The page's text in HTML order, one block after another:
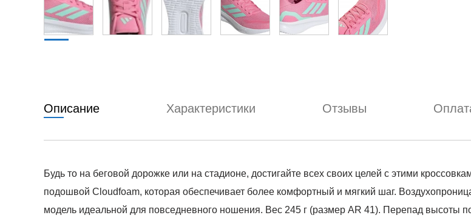
Описание Характеристики Отзывы
Будь то на беговой дорожке или на стадионе, достигайте всех своих целей с этими
подошвой Cloudfoam, которая обеспечивает более комфортный и мягкий шаг.
модель идеальной для повседневного ношения. Вес 245 г (размер AR 41). Перепад высоты